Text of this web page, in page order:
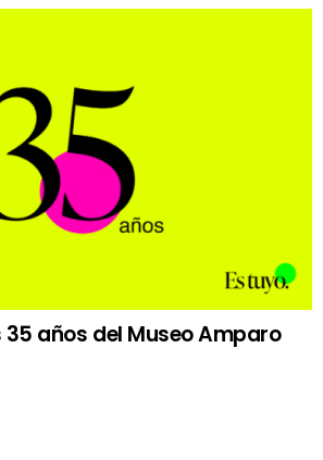
años del Museo Amparo